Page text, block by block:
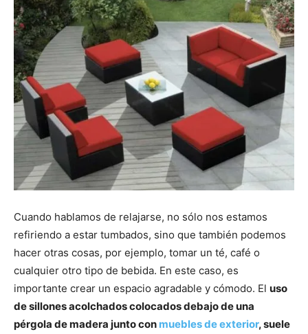
Cuando hablamos de relajarse, no sólo nos estamos
refiriendo a estar tumbados, sino que también podemos
hacer otras cosas, por ejemplo, tomar un té, café o
cualquier otro tipo de bebida. En este caso, es
importante crear un espacio agradable y cómodo. El uso
de sillones acolchados colocados debajo de una
pérgola de madera junto con muebles de exterior, suele